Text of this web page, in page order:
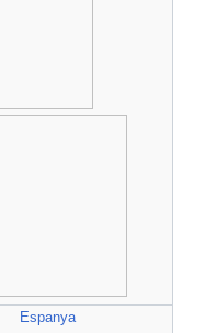
Espanya